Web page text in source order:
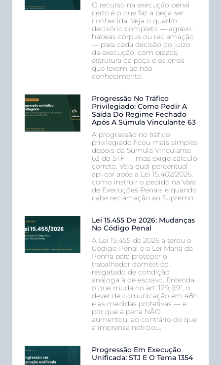
O recurso na execução penal
certo é o que faz a peça ser
conhecida. Veja o quadro
decisório completo — agravo,
habeas corpus ou reclamação
— para cada decisão do juízo
da execução, com prazos,
estrutura da peça e os erros
que levam ao não
conhecimento.
Progressão No Tráfico
Privilegiado: Como Pedir A
Saída Do Regime Fechado
Após A Súmula Vinculante 63
A progressão no tráfico
privilegiado ficou mais simples
depois da Súmula Vinculante
63 do STF — mas exige cálculo
correto. Veja qual percentual
aplicar após a Lei 15.402/2026,
como instruir o pedido na Vara
de Execuções Penais e quando
cabe reclamação ao Supremo.
Lei 15.455 De 2026: Mudanças
No Código Penal
A Lei 15.455 de 2026 alterou o
Código Penal e a Lei Maria da
Penha para proteger o
trabalhador doméstico
resgatado de condição
análoga à de escravo. Entenda
o que muda no art. 129, §9º, o
dever de comunicação em 48h
e as medidas protetivas — e
por que a pena NÃO
aumentou, ao contrário do que
a imprensa noticiou.
Progressão Em Execução
Unificada: STJ E O Tema 1354